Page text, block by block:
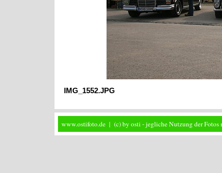
IMG_1552.JPG
www.ostifoto.de | (c) by osti - jegliche Nutzung der Fotos